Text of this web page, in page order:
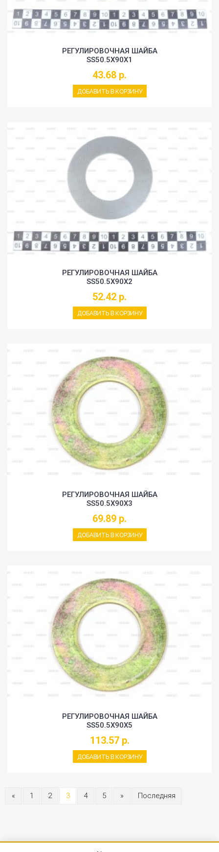
РЕГУЛИРОВОЧНАЯ ШАЙБА
SS50.5X90X1
43.68 р.
ДОБАВИТЬ В КОРЗИНУ
РЕГУЛИРОВОЧНАЯ ШАЙБА
SS50.5X90X2
52.42 р.
ДОБАВИТЬ В КОРЗИНУ
РЕГУЛИРОВОЧНАЯ ШАЙБА
SS50.5X90X3
69.89 р.
ДОБАВИТЬ В КОРЗИНУ
РЕГУЛИРОВОЧНАЯ ШАЙБА
SS50.5X90X5
113.57 р.
ДОБАВИТЬ В КОРЗИНУ
« 1 2 3 4 5 » Последняя